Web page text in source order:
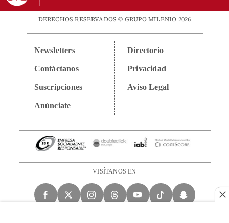
DERECHOS RESERVADOS © GRUPO MILENIO 2026
Newsletters
Contáctanos
Suscripciones
Anúnciate
Directorio
Privacidad
Aviso Legal
VISÍTANOS EN